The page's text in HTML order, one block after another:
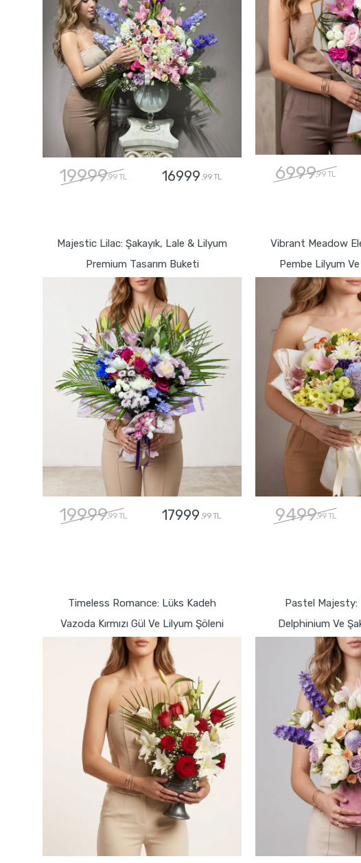
19999,99 TL 16999 ,99 TL 6999,99 TL
Majestic Lilac: Şakayık, Lale & Lilyum
Premium Tasarım Buketi
19999,99 TL 17999 ,99 TL
Vibrant Meadow
Pembe Lilyum
9499,99 TL
Timeless Romance: Lüks Kadeh
Vazoda Kırmızı Gül Ve Lilyum Şöleni
Pastel Majesty:
Delphinium Ve